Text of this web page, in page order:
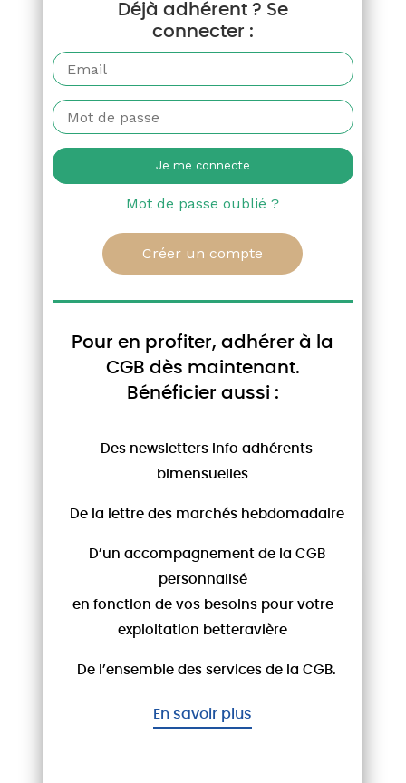
Déjà adhérent ? Se
connecter :
Mot de passe oublié ?
Créer un compte
Pour en profiter, adhérer à la
CGB dès maintenant.
Bénéficier aussi :
Des newsletters Info adhérents
bimensuelles
De la lettre des marchés hebdomadaire
D’un accompagnement de la CGB
personnalisé
en fonction de vos besoins pour votre
exploitation betteravière
De l’ensemble des services de la CGB.
En savoir plus
AUTRES ACTUALITÉS
La Lettre des Marchés de la
betterave - Semaine 29
adherent@cgb-france.fr.......
LIRE LA SUITE